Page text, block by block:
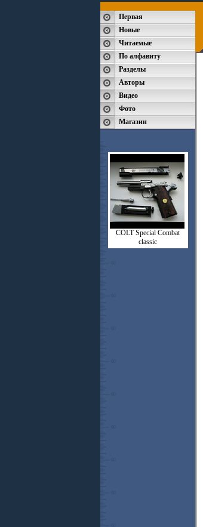
Первая
Новые
Читаемые
По алфавиту
Разделы
Авторы
Видео
Фото
Магазин
СOLT Special Combat
classic